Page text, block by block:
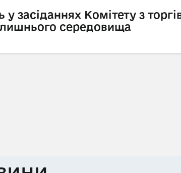
у засіданнях Комітету з
середовища